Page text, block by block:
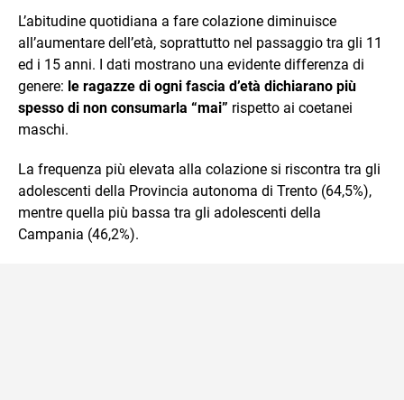
L’abitudine quotidiana a fare colazione diminuisce
all’aumentare dell’età, soprattutto nel passaggio tra gli 11
ed i 15 anni. I dati mostrano una evidente differenza di
genere: le ragazze di ogni fascia d’età dichiarano più
spesso di non consumarla “mai” rispetto ai coetanei
maschi.
La frequenza più elevata alla colazione si riscontra tra gli
adolescenti della Provincia autonoma di Trento (64,5%),
mentre quella più bassa tra gli adolescenti della
Campania (46,2%).